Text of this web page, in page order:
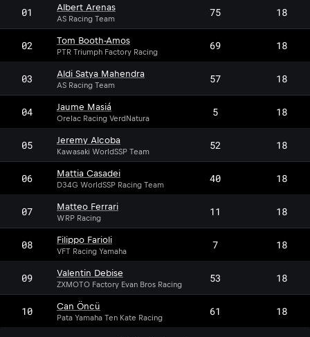
01 Albert Arenas
AS Racing Team 75 18
02 Tom Booth-Amos
PTR Triumph Factory Racing 69 18
03 Aldi Satya Mahendra
AS Racing Team 57 18
04 Jaume Masiá
Orelac Racing VerdNatura 5 18
05 Jeremy Alcoba
Kawasaki WorldSSP Team 52 18
06 Mattia Casadei
D34G WorldSSP Racing Team 40 18
07 Matteo Ferrari
WRP Racing 11 18
08 Filippo Farioli
VFT Racing Yamaha 7 18
09 Valentin Debise
ZXMOTO Factory Evan Bros Racing 53 18
10 Can Öncü
Pata Yamaha Ten Kate Racing 61 18